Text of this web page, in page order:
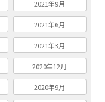
2021年9月
2021年6月
2021年3月
2020年12月
2020年9月